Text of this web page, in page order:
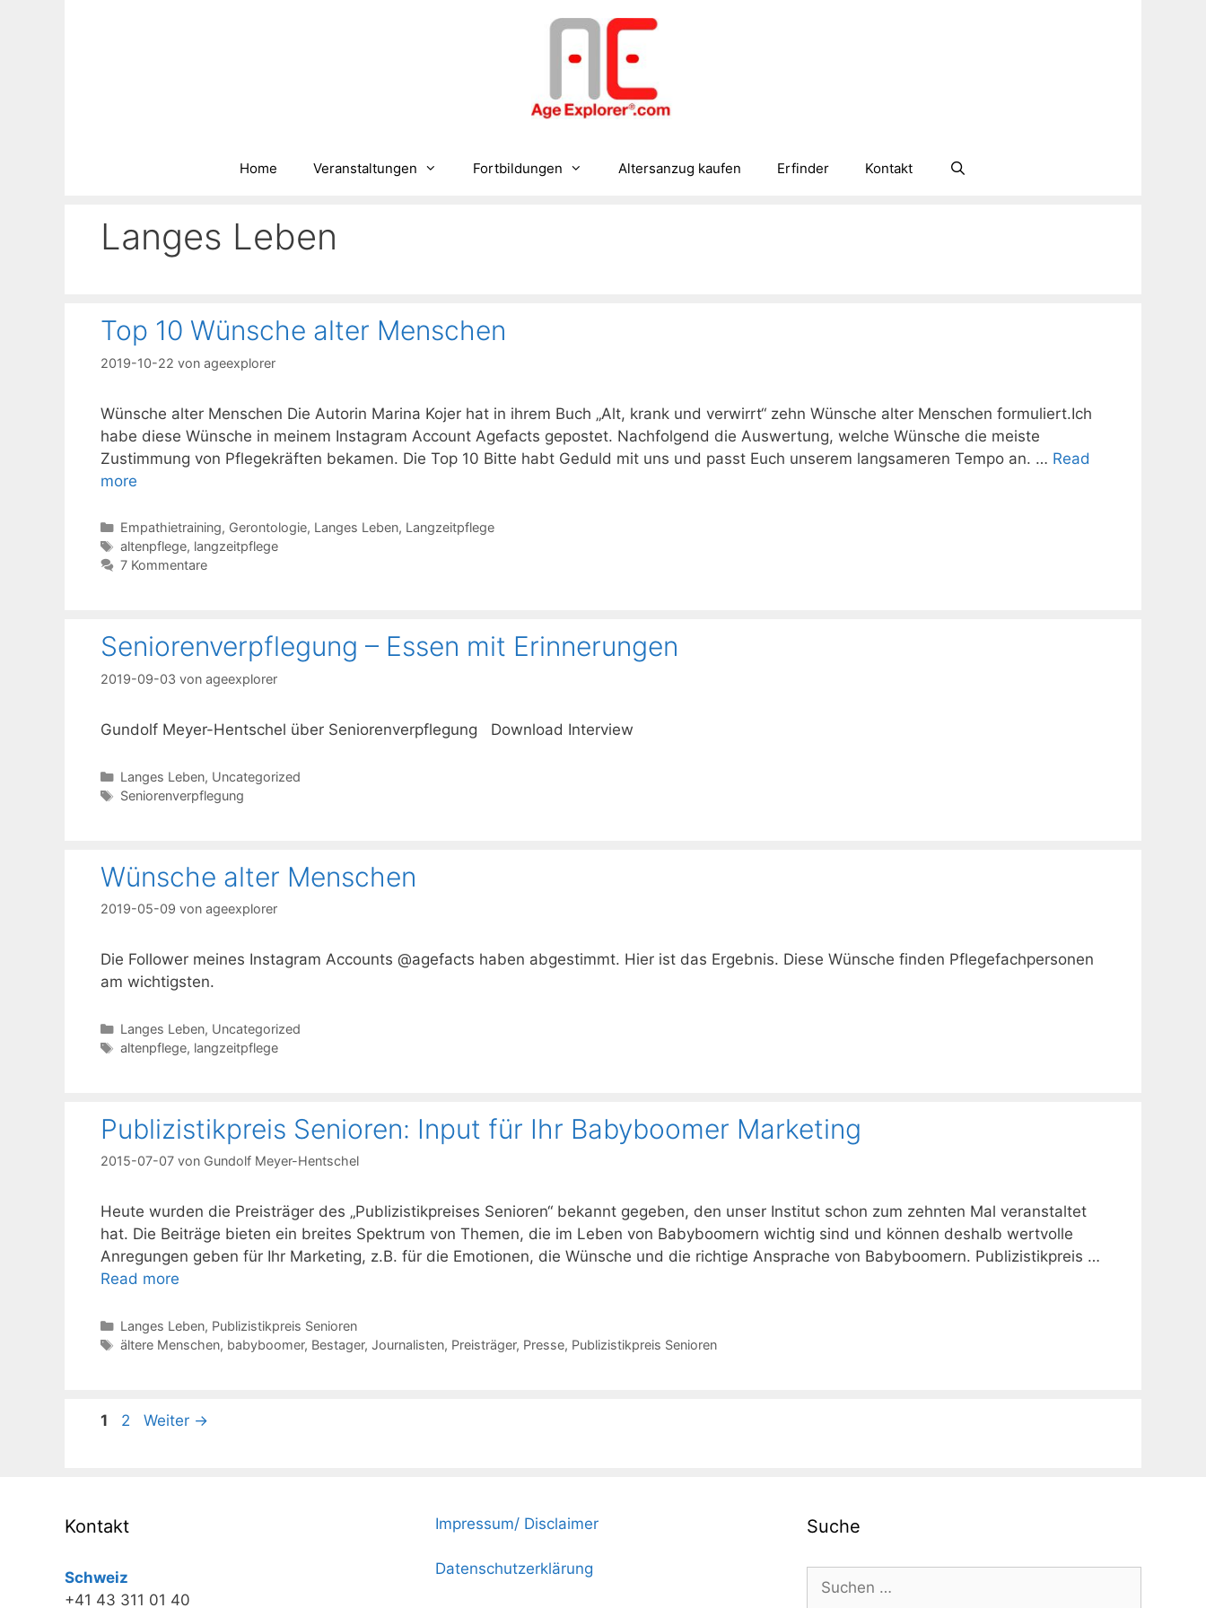
Home Veranstaltungen Fortbildungen Altersanzug kaufen Erfinder Kontakt
Langes Leben
Top 10 Wünsche alter Menschen
2019-10-22 von ageexplorer
Wünsche alter Menschen Die Autorin Marina Kojer hat in ihrem Buch „Alt, krank und verwirrt“ zehn Wünsche alter Menschen formuliert.Ich
habe diese Wünsche in meinem Instagram Account Agefacts gepostet. Nachfolgend die Auswertung, welche Wünsche die meiste
Zustimmung von Pflegekräften bekamen. Die Top 10 Bitte habt Geduld mit uns und passt Euch unserem langsameren Tempo an. … Read
more
Kategorien
Empathietraining, Gerontologie, Langes Leben, Langzeitpflege
Schlagwörter
altenpflege, langzeitpflege
7 Kommentare
Seniorenverpflegung – Essen mit Erinnerungen
2019-09-03 von ageexplorer
Gundolf Meyer-Hentschel über Seniorenverpflegung Download Interview
Kategorien
Langes Leben, Uncategorized
Schlagwörter
Seniorenverpflegung
Wünsche alter Menschen
2019-05-09 von ageexplorer
Die Follower meines Instagram Accounts @agefacts haben abgestimmt. Hier ist das Ergebnis. Diese Wünsche finden Pflegefachpersonen
am wichtigsten.
Kategorien
Langes Leben, Uncategorized
Schlagwörter
altenpflege, langzeitpflege
Publizistikpreis Senioren: Input für Ihr Babyboomer Marketing
2015-07-07 von Gundolf Meyer-Hentschel
Heute wurden die Preisträger des „Publizistikpreises Senioren“ bekannt gegeben, den unser Institut schon zum zehnten Mal veranstaltet
hat. Die Beiträge bieten ein breites Spektrum von Themen, die im Leben von Babyboomern wichtig sind und können deshalb wertvolle
Anregungen geben für Ihr Marketing, z.B. für die Emotionen, die Wünsche und die richtige Ansprache von Babyboomern. Publizistikpreis …
Read more
Kategorien
Langes Leben, Publizistikpreis Senioren
Schlagwörter
ältere Menschen, babyboomer, Bestager, Journalisten, Preisträger, Presse, Publizistikpreis Senioren
Seite
1 Seite
2 Weiter →
Kontakt
Schweiz
+41 43 311 01 40
Impressum/ Disclaimer
Datenschutzerklärung
Suche
nach: